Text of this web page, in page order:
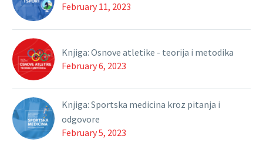
February 11, 2023
Knjiga: Osnove atletike - teorija i metodika
February 6, 2023
Knjiga: Sportska medicina kroz pitanja i
odgovore
February 5, 2023